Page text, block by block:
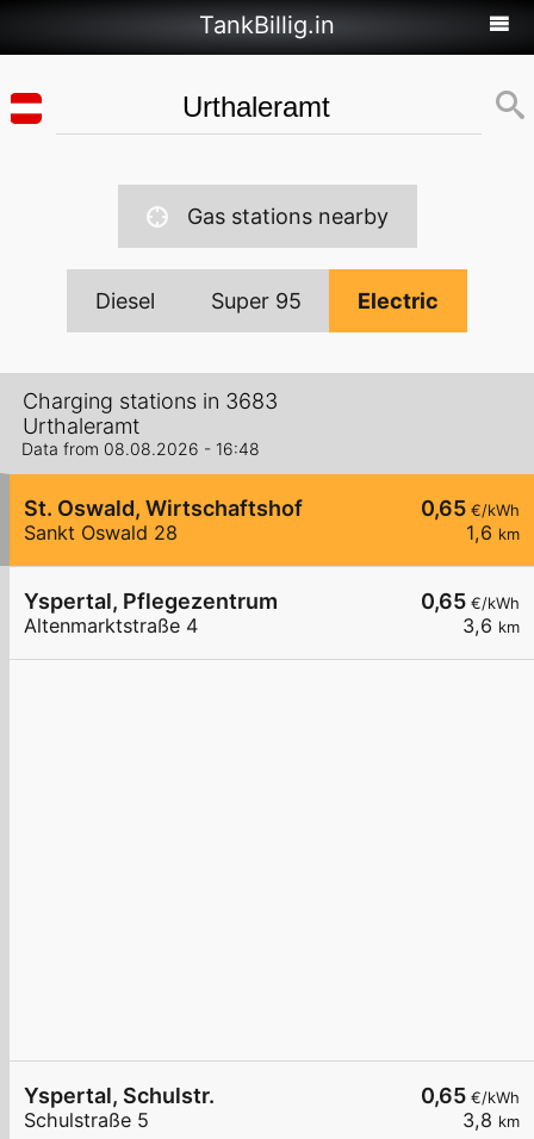
TankBillig.in
Gas stations nearby
Diesel Super 95 Electric
Charging stations in 3683
Urthaleramt
Data from 08.08.2026 - 16:48
0,65 €/kWh
1,6 km
St. Oswald, Wirtschaftshof
Sankt Oswald 28
0,65 €/kWh
3,6 km
Yspertal, Pflegezentrum
Altenmarktstraße 4
0,65 €/kWh
3,8 km
Yspertal, Schulstr.
Schulstraße 5